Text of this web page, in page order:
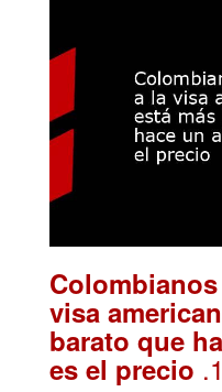
visa
barato que
es el precio